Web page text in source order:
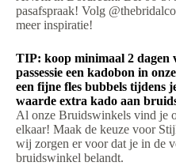
pasafspraak! Volg
meer inspiratie!
TIP: koop minimaal 2 dagen
passessie een kadobon in
een fijne fles bubbels tijdens
waarde extra kado aan
Al onze Bruidswinkels vind je
elkaar! Maak de keuze voor
wij zorgen er voor dat je in de
bruidswinkel belandt.